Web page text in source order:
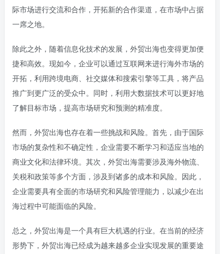
际市场进行交流和合作，开拓新的合作渠道，在市场中占据
一席之地。
除此之外，随着信息化技术的发展，外贸出海也变得更加便
捷和高效。现如今，企业可以通过互联网来进行海外市场的
开拓，利用跨境电商、社交媒体和搜索引擎等工具，将产品
推广到更广泛的受众中。同时，利用大数据技术可以更好地
了解目标市场，提高市场研究和预测的精准度。
然而，外贸出海也存在着一些挑战和风险。首先，由于国际
市场的复杂性和不确定性，企业需要不断学习和适应当地的
商业文化和法律环境。其次，外贸出海需要涉及海外物流、
关税和政策等多个方面，涉及到诸多的成本和风险。因此，
企业需要具有全面的市场研究和风险管理能力，以减少在出
海过程中可能面临的风险。
总之，外贸出海是一个具有巨大机遇的行业。在当前的经济
形势下，外贸出海已经成为越来越多企业实现发展的重要途